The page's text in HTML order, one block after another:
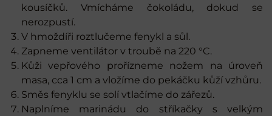
kousíčků. Vmícháme čokoládu, dokud se
nerozpustí.
V hmoždíři roztlučeme fenykl a sůl.
Zapneme ventilátor v troubě na 220 °C.
Kůži vepřového prořízneme nožem na úroveň
masa, cca 1 cm a vložíme do pekáčku kůží vzhůru.
Směs fenyklu se solí vtlačíme do zářezů.
Naplníme marinádu do stříkačky s velkým